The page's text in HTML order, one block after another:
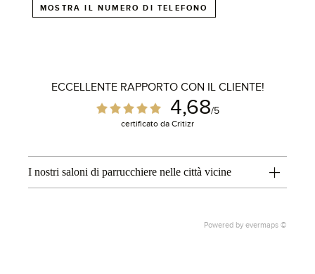
MOSTRA IL NUMERO DI TELEFONO
ECCELLENTE RAPPORTO CON IL CLIENTE!
4,68/5
certificato da Critizr
I nostri saloni di parrucchiere nelle città vicine
Powered by evermaps ©